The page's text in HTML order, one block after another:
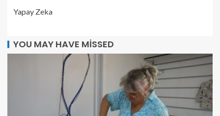
Yapay Zeka
YOU MAY HAVE MISSED